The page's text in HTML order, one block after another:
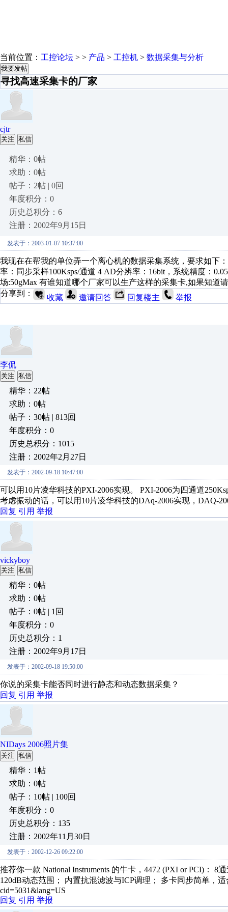
当前位置： 工控论坛 > > 产品 > 工控机 > 数据采集与分析
我要发帖
寻找高速采集卡的厂家
cjtr
关注 私信
精华：0帖
求助：0帖
帖子：2帖 | 0回
年度积分：0
历史总积分：6
注册：2002年9月15日
发表于：2003-01-07 10:37:00
我现在在帮我的单位弄一个离心机的数据采集系统，要求如下
率：同步采样100Ksps/通道 4 AD分辨率：16bit，系统精度：
场:50gMax 有谁知道哪个厂家可以生产这样的采集卡,如果知道
分享到：
收藏 邀请回答 回复楼主 举报
李侃
关注 私信
精华：22帖
求助：0帖
帖子：30帖 | 813回
年度积分：0
历史总积分：1015
注册：2002年2月27日
发表于：2002-09-18 10:47:00
可以用10片凌华科技的PXI-2006实现。 PXI-2006为四通道
考虑振动的话，可以用10片凌华科技的DAq-2006实现，DAQ-
回复 引用 举报
vickyboy
关注 私信
精华：0帖
求助：0帖
帖子：0帖 | 1回
年度积分：0
历史总积分：1
注册：2002年9月17日
发表于：2002-09-18 19:50:00
你说的采集卡能否同时进行静态和动态数据采集？
回复 引用 举报
NIDays 2006照片集
关注 私信
精华：1帖
求助：0帖
帖子：10帖 | 100回
年度积分：0
历史总积分：135
注册：2002年11月30日
发表于：2002-12-26 09:22:00
推荐你一款 National Instruments 的牛卡，4472 (PXI or PCI)：
120dB动态范围； 内置抗混滤波与ICP调理； 多卡同步简单，适
cid=5031&lang=US
回复 引用 举报